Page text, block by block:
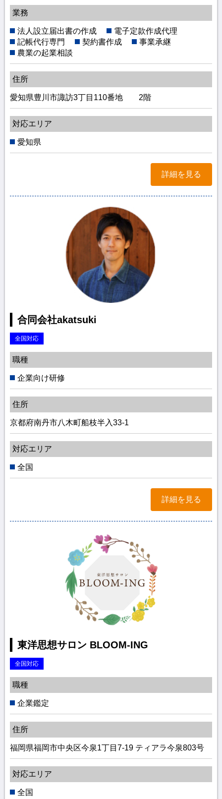
業務
法人設立届出書の作成
電子定款作成代理
記帳代行専門
契約書作成
事業承継
農業の起業相談
住所
愛知県豊川市諏訪3丁目110番地 2階
対応エリア
愛知県
詳細を見る
合同会社akatsuki
全国対応
職種
企業向け研修
住所
京都府南丹市八木町船枝半入33-1
対応エリア
全国
詳細を見る
東洋思想サロン BLOOM-ING
全国対応
職種
企業鑑定
住所
福岡県福岡市中央区今泉1丁目7-19 ティアラ今泉803号
対応エリア
全国